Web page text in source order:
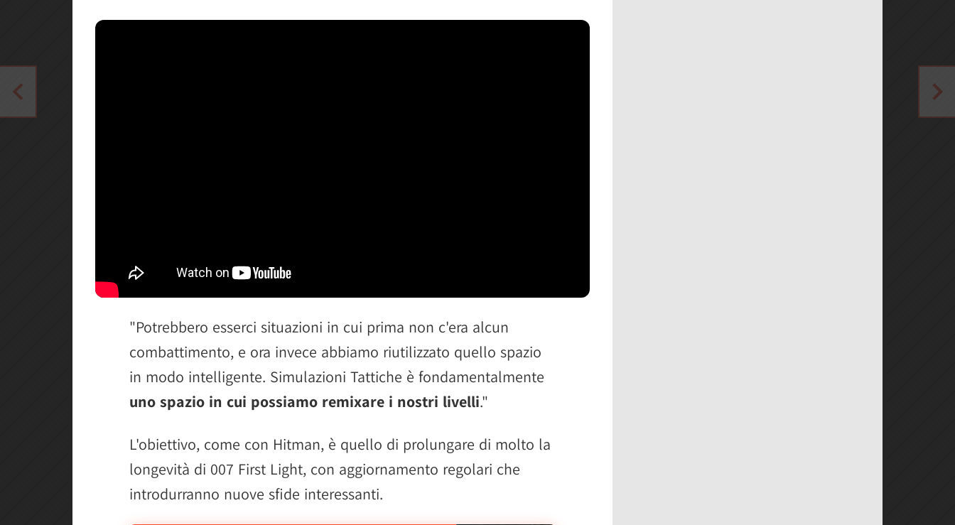
"Potrebbero esserci situazioni in cui prima non c'era alcun
combattimento, e ora invece abbiamo riutilizzato quello spazio
in modo intelligente. Simulazioni Tattiche è fondamentalmente
uno spazio in cui possiamo remixare i nostri livelli."
L'obiettivo, come con Hitman, è quello di prolungare di molto la
longevità di 007 First Light, con aggiornamento regolari che
introdurranno nuove sfide interessanti.